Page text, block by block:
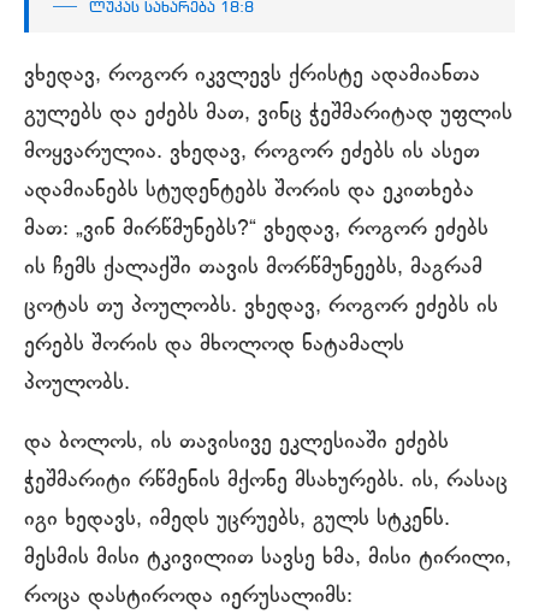
ლუკას სახარება 18:8
ვხედავ, როგორ იკვლევს ქრისტე ადამიანთა
გულებს და ეძებს მათ, ვინც ჭეშმარიტად უფლის
მოყვარულია. ვხედავ, როგორ ეძებს ის ასეთ
ადამიანებს სტუდენტებს შორის და ეკითხება
მათ: „ვინ მირწმუნებს?“ ვხედავ, როგორ ეძებს
ის ჩემს ქალაქში თავის მორწმუნეებს, მაგრამ
ცოტას თუ პოულობს. ვხედავ, როგორ ეძებს ის
ერებს შორის და მხოლოდ ნატამალს
პოულობს.
და ბოლოს, ის თავისივე ეკლესიაში ეძებს
ჭეშმარიტი რწმენის მქონე მსახურებს. ის, რასაც
იგი ხედავს, იმედს უცრუებს, გულს სტკენს.
მესმის მისი ტკივილით სავსე ხმა, მისი ტირილი,
როცა დასტიროდა იერუსალიმს: